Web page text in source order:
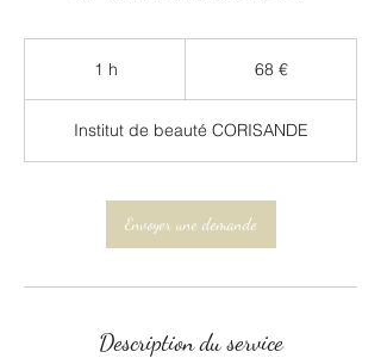
1 h 68 €
Institut de beauté CORISANDE
Envoyer une demande
Description du service